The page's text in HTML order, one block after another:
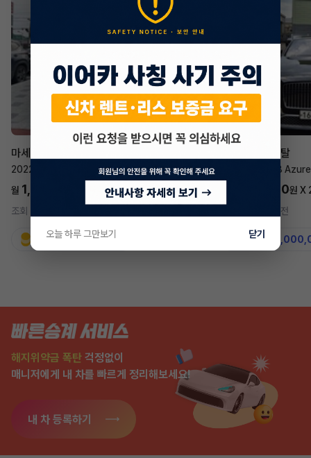
승계 매니저
한태현
마세라티 르반떼
2022년
2.0 Hybrid GT
월 1,697,700 24개월
조회 728
지원금31,860,000원
벤틀리 컨티넨탈
4.0 V8 Azure
5,577,270원 X
2주 전
지원금
해지위약금 폭탄 걱정없이
매니저에게 내 차를 빠르게 정리해보세요!
내 차 등록하기
오늘 하루 그만보기 닫기